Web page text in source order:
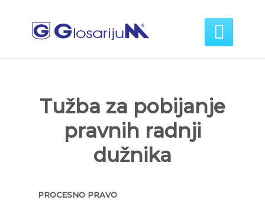

Tužba za pobijanje
pravnih radnji
dužnika
PROCESNO PRAVO